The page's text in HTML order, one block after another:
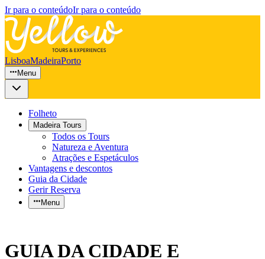
Ir para o conteúdoIr para o conteúdo
LisboaMadeiraPorto
Menu
Folheto
Madeira Tours
Todos os Tours
Natureza e Aventura
Atrações e Espetáculos
Vantagens e descontos
Guia da Cidade
Gerir Reserva
Menu
GUIA DA CIDADE E